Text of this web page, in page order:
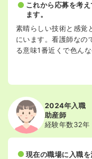
大変等自分の生活や
いような気がします。
バリ働きたい方にはお
これから応募を考
ます。
素晴らしい技術と感覚
にいます。看護師なの
る意味1番近くで色ん
ます。教育体制はまだ
とても大事になってき
産師さんから外回りや
ラになれるというのも
やる気がある方はぜひ。
2024年入職
助産師
経験年数32年
現在の職場に入職